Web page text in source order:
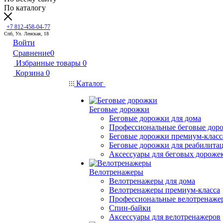
По каталогу
+7 812-458-04-77
Спб, Ул. Ленская, 18
Войти
Сравнение0
Избранные товары 0
Корзина 0
Каталог
Беговые дорожки
Беговые дорожки для дома
Профессиональные беговые
Беговые дорожки премиум-
Беговые дорожки для
Аксессуары для беговых
Велотренажеры
Велотренажеры для дома
Велотренажеры премиум-класса
Профессиональные
Спин-байки
Аксессуары для велотренажеров